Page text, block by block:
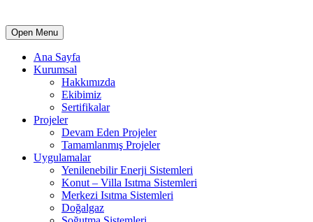
Open Menu
Ana Sayfa
Kurumsal
Hakkımızda
Ekibimiz
Sertifikalar
Projeler
Devam Eden Projeler
Tamamlanmış Projeler
Uygulamalar
Yenilenebilir Enerji Sistemleri
Konut – Villa Isıtma Sistemleri
Merkezi Isıtma Sistemleri
Doğalgaz